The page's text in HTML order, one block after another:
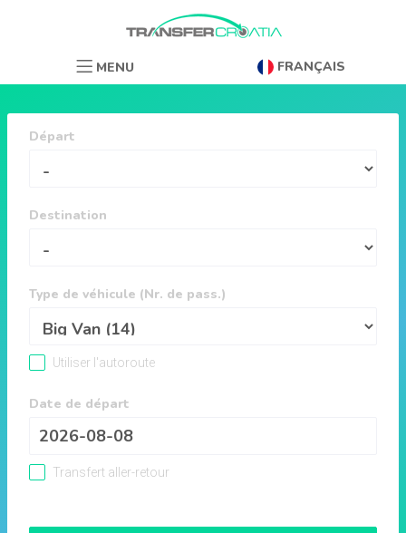
FRANÇAIS
MENU
Départ
Destination
Type de véhicule (Nr. de pass.)
Utiliser l'autoroute
Date de départ
Transfert aller-retour